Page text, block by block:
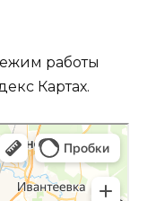
работы
Картах.